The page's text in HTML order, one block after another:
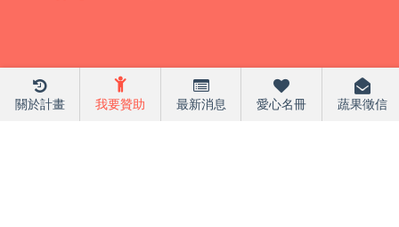
關於計畫 我要贊助 最新消息 愛心名冊 蔬果徵信